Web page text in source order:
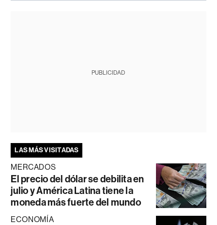
PUBLICIDAD
LAS MÁS VISITADAS
MERCADOS
El precio del dólar se debilita en
julio y América Latina tiene la
moneda más fuerte del mundo
ECONOMÍA